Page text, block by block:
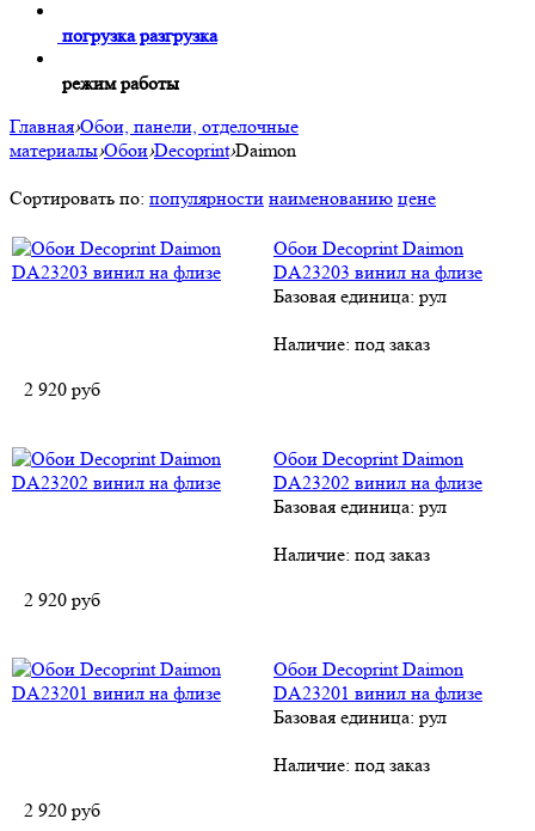
погрузка разгрузка
режим работы
Главная›Обои, панели, отделочные
материалы›Обои›Decoprint›Daimon
Сортировать по: популярности наименованию цене
Обои Decoprint Daimon
DA23203 винил на флизе
Базовая единица: рул
Наличие: под заказ
2 920 руб
Обои Decoprint Daimon
DA23202 винил на флизе
Базовая единица: рул
Наличие: под заказ
2 920 руб
Обои Decoprint Daimon
DA23201 винил на флизе
Базовая единица: рул
Наличие: под заказ
2 920 руб